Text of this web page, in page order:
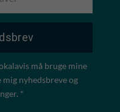
må bruge mine
nyhedsbreve og
*